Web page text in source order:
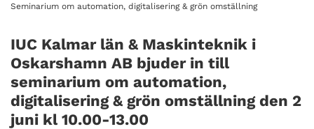
Seminarium om automation, digitalisering & grön omställning
IUC Kalmar län & Maskinteknik i
Oskarshamn AB bjuder in till
seminarium om automation,
digitalisering & grön omställning den 2
juni kl 10.00-13.00